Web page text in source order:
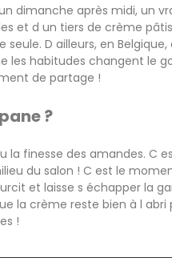
dimanche après midi, un
et d un tiers de crème
D ailleurs, en
les habitudes changent le
de partage !
?
finesse des amandes. C
du salon ! C est le
et laisse s échapper la
la crème reste bien à l
!